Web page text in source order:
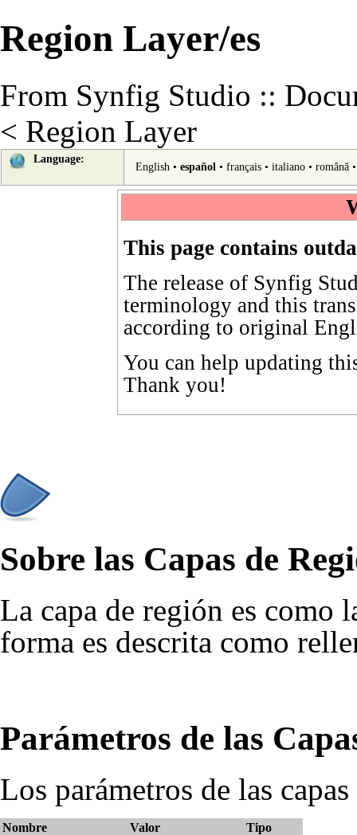
Region Layer/es
From Synfig Studio ::
< Region Layer
Language:
English• español• français• italiano• română
This page contains
The release of Synfig
terminology and this
according to original
You can help updating
Thank you!
Sobre las Capas de
La capa de región es como
forma es descrita como
Parámetros de las
Los parámetros de las
Nombre Valor
Tipo